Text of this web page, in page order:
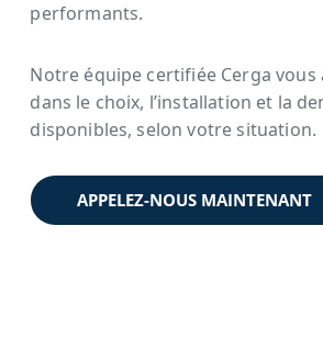
performants.
Notre équipe certifiée Cerga vous
dans le choix, l’installation et la
disponibles, selon votre situation.
APPELEZ-NOUS MAINTENANT